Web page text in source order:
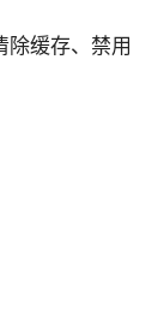
除缓存、禁用